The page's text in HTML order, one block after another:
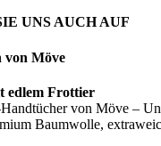
UNS AUCH AUF
von Möve
edlem Frottier
von Möve –
Baumwolle,